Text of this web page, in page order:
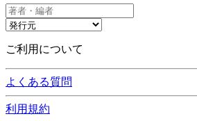
ご利用について
よくある質問
利用規約